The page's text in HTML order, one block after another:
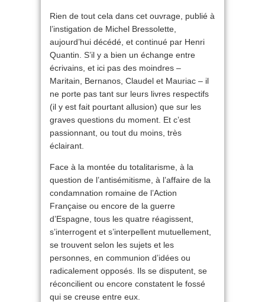
Rien de tout cela dans cet ouvrage, publié à
l’instigation de Michel Bressolette,
aujourd’hui décédé, et continué par Henri
Quantin. S’il y a bien un échange entre
écrivains, et ici pas des moindres –
Maritain, Bernanos, Claudel et Mauriac – il
ne porte pas tant sur leurs livres respectifs
(il y est fait pourtant allusion) que sur les
graves questions du moment. Et c’est
passionnant, ou tout du moins, très
éclairant.
Face à la montée du totalitarisme, à la
question de l’antisémitisme, à l’affaire de la
condamnation romaine de l’Action
Française ou encore de la guerre
d’Espagne, tous les quatre réagissent,
s’interrogent et s’interpellent mutuellement,
se trouvent selon les sujets et les
personnes, en communion d’idées ou
radicalement opposés. Ils se disputent, se
réconcilient ou encore constatent le fossé
qui se creuse entre eux.